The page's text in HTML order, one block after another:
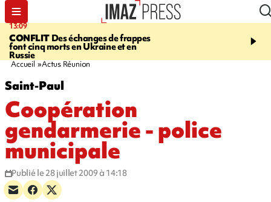
13:09
CONFLIT Des échanges de frappes
font cinq morts en Ukraine et en
Russie
17:14
Quatre
européennes pour les
Accueil Actus Réunion
Saint-Paul
Coopération
gendarmerie - police
municipale
Publié le 28 juillet 2009 à 14:18